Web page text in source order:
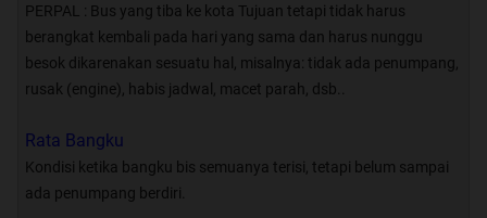
#6 Sejarah Bismania Kaskus
#7 Independensi Bismania Kaskus
#8 Papan Pengumuman Garasi
#9 Sejarah Bus Indonesia dan
#11 Pengenalan Chassis dan Mesin
Bus 01
PERPAL : Bus yang tiba ke kota Tujuan tetapi tidak harus
berangkat kembali pada hari yang sama dan harus nunggu
besok dikarenakan sesuatu hal, misalnya: tidak ada penumpang,
rusak (engine), habis jadwal, macet parah, dsb..
Rata Bangku
Kondisi ketika bangku bis semuanya terisi, tetapi belum sampai
ada penumpang berdiri.